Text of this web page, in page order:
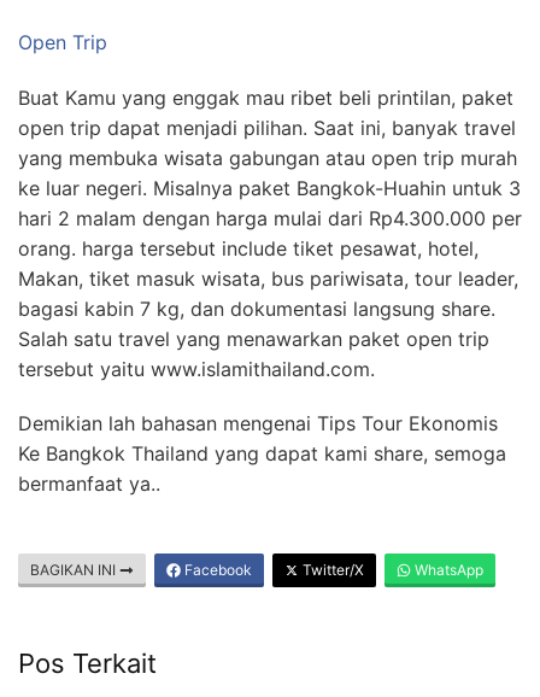
Open Trip
Buat Kamu yang enggak mau ribet beli printilan, paket
open trip dapat menjadi pilihan. Saat ini, banyak travel
yang membuka wisata gabungan atau open trip murah
ke luar negeri. Misalnya paket Bangkok-Huahin untuk 3
hari 2 malam dengan harga mulai dari Rp4.300.000 per
orang. harga tersebut include tiket pesawat, hotel,
Makan, tiket masuk wisata, bus pariwisata, tour leader,
bagasi kabin 7 kg, dan dokumentasi langsung share.
Salah satu travel yang menawarkan paket open trip
tersebut yaitu www.islamithailand.com.
Demikian lah bahasan mengenai Tips Tour Ekonomis
Ke Bangkok Thailand yang dapat kami share, semoga
bermanfaat ya..
BAGIKAN INI Facebook Twitter/X WhatsApp
Pos Terkait